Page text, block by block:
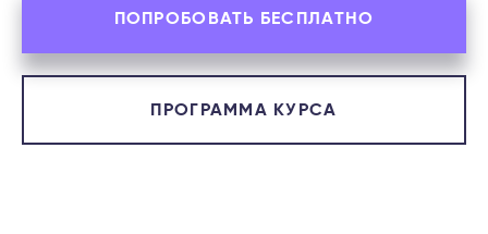
ПОПРОБОВАТЬ БЕСПЛАТНО
ПРОГРАММА КУРСА